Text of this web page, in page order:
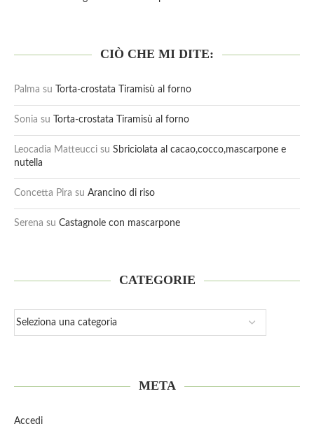
CIÒ CHE MI DITE:
Palma su Torta-crostata Tiramisù al forno
Sonia su Torta-crostata Tiramisù al forno
Leocadia Matteucci su Sbriciolata al cacao,cocco,mascarpone e
nutella
Concetta Pira su Arancino di riso
Serena su Castagnole con mascarpone
CATEGORIE
META
Accedi